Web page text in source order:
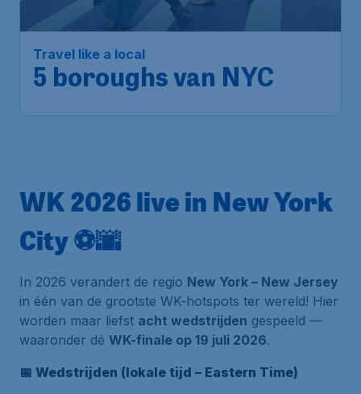
Travel like a local
5 boroughs van NYC
WK 2026 live in New York
City ⚽🌆
In 2026 verandert de regio New York – New Jersey
in één van de grootste WK-hotspots ter wereld! Hier
worden maar liefst acht wedstrijden gespeeld —
waaronder dé WK-finale op 19 juli 2026.
📅 Wedstrijden (lokale tijd – Eastern Time)